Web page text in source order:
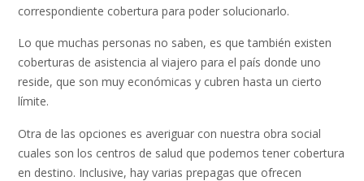
correspondiente cobertura para poder solucionarlo.
Lo que muchas personas no saben, es que también existen
coberturas de asistencia al viajero para el país donde uno
reside, que son muy económicas y cubren hasta un cierto
límite.
Otra de las opciones es averiguar con nuestra obra social
cuales son los centros de salud que podemos tener cobertura
en destino. Inclusive, hay varias prepagas que ofrecen